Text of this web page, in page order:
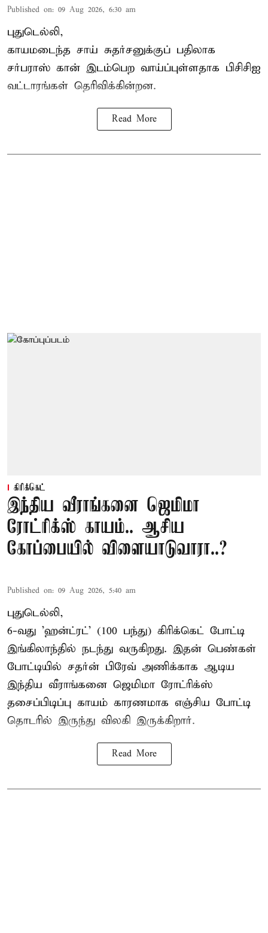
Published on: 09 Aug 2026, 6:30 am
புதுடெல்லி,
காயமடைந்த சாய் சுதர்சனுக்குப் பதிலாக
சர்பராஸ் கான் இடம்பெற வாய்ப்புள்ளதாக பிசிசிஐ
வட்டாரங்கள் தெரிவிக்கின்றன.
Read More
கிரிக்கெட்
இந்திய வீராங்கனை ஜெமிமா
ரோட்ரிக்ஸ் காயம்.. ஆசிய
கோப்பையில் விளையாடுவாரா..?
Published on: 09 Aug 2026, 5:40 am
புதுடெல்லி,
6-வது 'ஹன்ட்ரட்' (100 பந்து) கிரிக்கெட் போட்டி
இங்கிலாந்தில் நடந்து வருகிறது. இதன் பெண்கள்
போட்டியில் சதர்ன் பிரேவ் அணிக்காக ஆடிய
இந்திய வீராங்கனை ஜெமிமா ரோட்ரிக்ஸ்
தசைப்பிடிப்பு காயம் காரணமாக எஞ்சிய போட்டி
தொடரில் இருந்து விலகி இருக்கிறார்.
Read More